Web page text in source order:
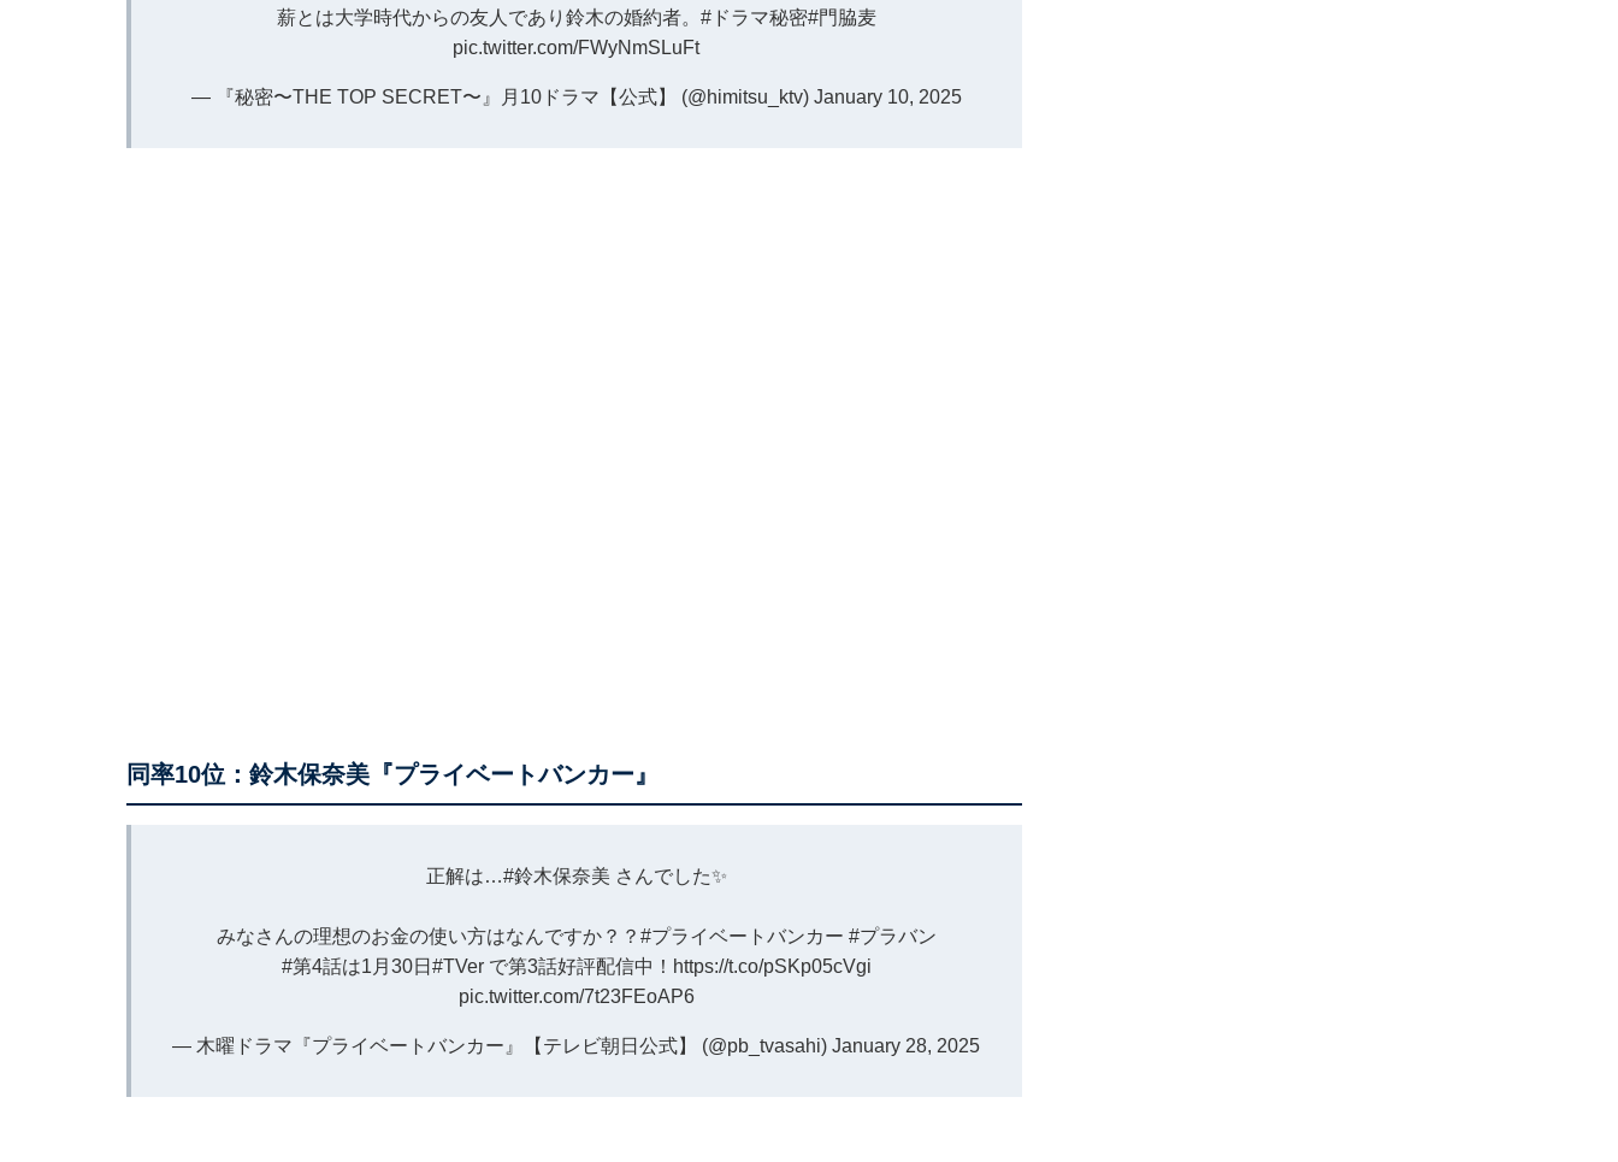
薪とは大学時代からの友人であり鈴木の婚約者。 #ドラマ秘密#門脇麦
pic.twitter.com/FWyNmSLuFt
— 『秘密〜THE TOP SECRET〜』月10ドラマ【公式】 (@himitsu_ktv) January 10, 2025
同率10位：鈴木保奈美『プライベートバンカー』
正解は…#鈴木保奈美 さんでした✨
みなさんの理想のお金の使い方はなんですか？？ #プライベートバンカー #プラバン
#第4話は1月30日 #TVerで第3話好評配信中！ https://t.co/pSKp05cVgi
pic.twitter.com/7t23FEoAP6
— 木曜ドラマ『プライベートバンカー』【テレビ朝日公式】 (@pb_tvasahi) January 28, 2025